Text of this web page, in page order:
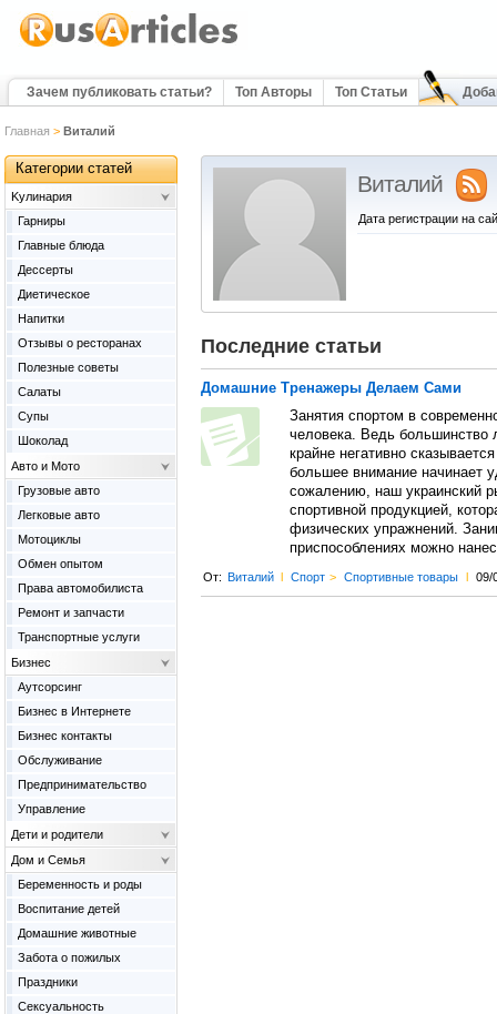
Зачем публиковать статьи? Топ Авторы Топ Статьи
Главная > Виталий
Виталий
Дата регистрации на
Последние статьи
Домашние Тренажеры Делаем Сами
Занятия спортом в
человека. Ведь большинство
крайне негативно
большее внимание начинает
сожалению, наш украинский
спортивной продукцией,
физических упражнений.
приспособлениях можно
От: Виталий l Спорт > Спортивные товары l 09/
Категории статей
Kулинария
Гарниры
Главные блюда
Дессерты
Диетическое
Напитки
Отзывы о ресторанах
Полезные советы
Салаты
Супы
Шоколад
Авто и Мото
Грузовые авто
Легковые авто
Мотоциклы
Обмен опытом
Права автомобилиста
Ремонт и запчасти
Транспортные услуги
Бизнес
Аутсорсинг
Бизнес в Интернете
Бизнес контакты
Обслуживание
Предпринимательство
Управление
Дети и родители
Дом и Семья
Беременность и роды
Воспитание детей
Домашние животные
Забота о пожилых
Праздники
Сексуальность